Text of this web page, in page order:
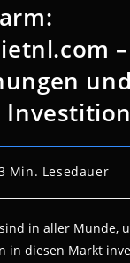
und
Min. Lesedauer
in aller Munde,
in diesen Markt